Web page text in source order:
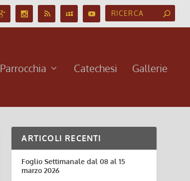
Parrocchia Catechesi Gallerie
ARTICOLI RECENTI
Foglio Settimanale dal 08 al 15
marzo 2026